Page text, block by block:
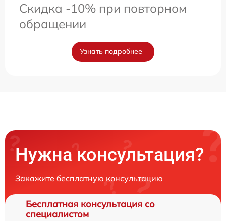
Скидка -10% при повторном
обращении
Узнать подробнее
Нужна консультация?
Закажите бесплатную консультацию
Бесплатная консультация со
специалистом